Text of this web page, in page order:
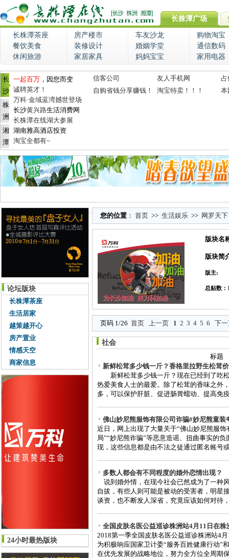
长株潭广场
长株潭茶座 房产楼市 车友沙龙
购物淘宝
餐饮美食
装修设计 婚姻学堂
通信数码
休闲旅游
家居家具 妈妈宝宝 家用电器
长
沙
株
洲
湘
潭
一起百万 ，因您而变
诚聘英才！
万科·金域蓝湾撼世登场
长沙黄兴路生活消费网
长株潭在线湖大参展
湖南雅高酒店投资
淘宝全都有~
信客公司 友人手机网
占
自购省钱分享赚钱！
淘宝特卖！！！ 本
论坛版块
长株潭茶座
生活居家
越策越开心
房产置业
情感天空
商家信息
24小时最热版块
您的位置 ： 首页 >> 生活娱乐 >> 网罗天下
版块名
版块简
版主:
总贴数：
页码 1/26 首页 上一页 1 2 3 4 5 6 下
社会
标题
新鲜松茸多少钱一斤？香格里拉野生松茸
新鲜松茸多少钱一斤？现在已经到了吃
热爱美食人士的最爱。除了松茸的香味之外
多，可以保护肝脏、促进肠胃蠕动、提高免
佛山妙尼熊服饰有限公司诈骗#妙尼熊童装
近日，网上出现了大量关于“佛山妙尼熊服
局”“妙尼熊诈骗”等恶意造谣、扭曲事实的
现，这些信息都是由不法之徒通过匿名账号
多数人都会有不同程度的婚外恋情出现？
说到婚外情，在现今社会已然成为了一种
自拔，有些人则可能是被动的受害者，明星
谈资，也不断发人深省，究竟应该如何对待
全国皮肤名医公益巡诊株洲站4月11日在
2018第一季全国皮肤名医公益巡诊株洲站4
为积极响应国家卫计委“服务百姓健康行动”
在优先发展的战略地位，努力全方位全周期